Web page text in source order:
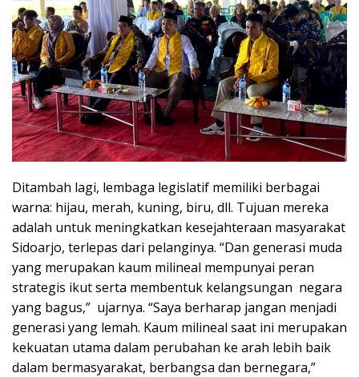
Ditambah lagi, lembaga legislatif memiliki berbagai
warna: hijau, merah, kuning, biru, dll. Tujuan mereka
adalah untuk meningkatkan kesejahteraan masyarakat
Sidoarjo, terlepas dari pelanginya. “Dan generasi muda
yang merupakan kaum milineal mempunyai peran
strategis ikut serta membentuk kelangsungan negara
yang bagus,” ujarnya. “Saya berharap jangan menjadi
generasi yang lemah. Kaum milineal saat ini merupakan
kekuatan utama dalam perubahan ke arah lebih baik
dalam bermasyarakat, berbangsa dan bernegara,”